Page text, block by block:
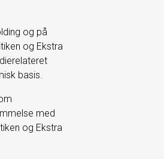
og på
og Ekstra
basis.
med
og Ekstra